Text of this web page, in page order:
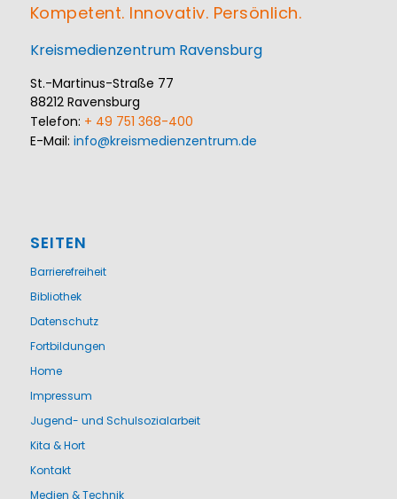
Kompetent. Innovativ. Persönlich.
Kreismedienzentrum Ravensburg
St.-Martinus-Straße 77
88212 Ravensburg
Telefon: + 49 751 368-400
E-Mail: info@kreismedienzentrum.de
SEITEN
Barrierefreiheit
Bibliothek
Datenschutz
Fortbildungen
Home
Impressum
Jugend- und Schulsozialarbeit
Kita & Hort
Kontakt
Medien & Technik